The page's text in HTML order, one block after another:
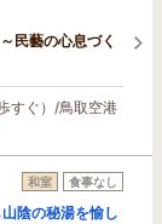
民藝の心息づく
すぐ）/鳥取空港
和室 食事なし
陰の秘湯を愉し